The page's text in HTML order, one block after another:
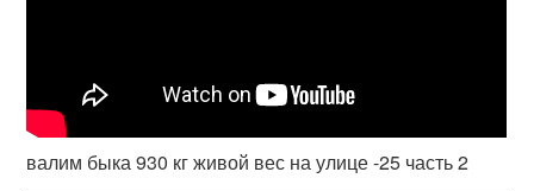
валим быка 930 кг живой вес на улице -25 часть 2